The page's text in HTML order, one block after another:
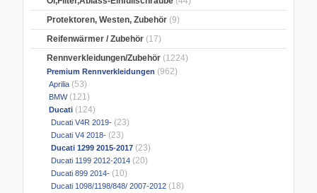
Protektoren, Westen, Zubehör (9)
Reifenwärmer / Zubehör (17)
Rennverkleidungen/Zubehör (1224)
Premium Rennverkleidungen (962)
Aprilia (53)
BMW(121)
Ducati (124)
Ducati V4R 2019- (23)
Ducati V4 2018- (23)
Ducati 1299 2015-2017 (23)
Ducati 1199 2012-2014 (20)
Ducati 899 2014- (10)
Ducati 1098/1198/848/ 2007-2012 (18)